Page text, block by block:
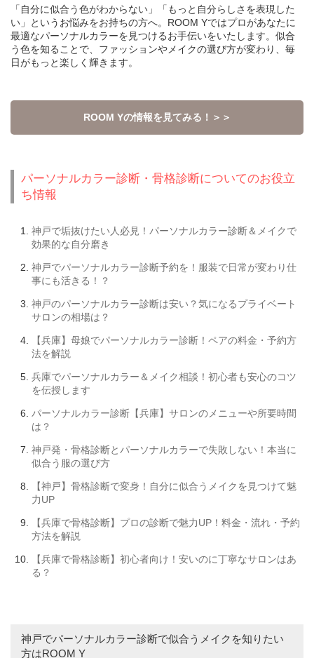
「自分に似合う色がわからない」「もっと自分らしさを表現した
い」というお悩みをお持ちの方へ。ROOM Yではプロがあなたに
最適なパーソナルカラーを見つけるお手伝いをいたします。似合
う色を知ることで、ファッションやメイクの選び方が変わり、毎
日がもっと楽しく輝きます。
ROOM Yの情報を見てみる！＞＞
パーソナルカラー診断・骨格診断についてのお役立
ち情報
神戸で垢抜けたい人必見！パーソナルカラー診断＆メイクで
効果的な自分磨き
神戸でパーソナルカラー診断予約を！服装で日常が変わり仕
事にも活きる！？
神戸のパーソナルカラー診断は安い？気になるプライベート
サロンの相場は？
【兵庫】母娘でパーソナルカラー診断！ペアの料金・予約方
法を解説
兵庫でパーソナルカラー＆メイク相談！初心者も安心のコツ
を伝授します
パーソナルカラー診断【兵庫】サロンのメニューや所要時間
は？
神戸発・骨格診断とパーソナルカラーで失敗しない！本当に
似合う服の選び方
【神戸】骨格診断で変身！自分に似合うメイクを見つけて魅
力UP
【兵庫で骨格診断】プロの診断で魅力UP！料金・流れ・予約
方法を解説
【兵庫で骨格診断】初心者向け！安いのに丁寧なサロンはあ
る？
神戸でパーソナルカラー診断で似合うメイクを知りたい
方はROOM Y